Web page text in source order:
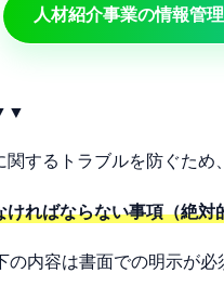
人材紹介事業の情報管
するトラブルを防ぐため
ればならない事項（絶対
内容は書面での明示が必